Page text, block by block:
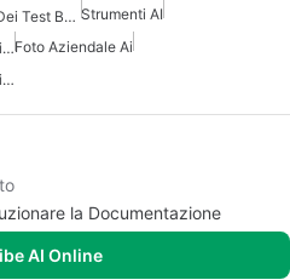
Strumenti Di Automazione Dei Test Basati Su AI Strumenti AI
Migliori Strumenti Di Intelligenza Artificiale Per I Product ManagerFoto Aziendale Ai
Migliori Strumenti Di Intelligenza Artificiale Per Il Lavoro
la Documentazione
AI Online